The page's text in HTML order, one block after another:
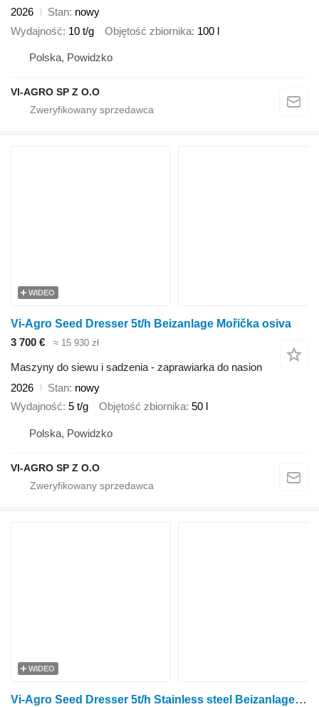
2026 Stan nowy
Wydajność 10 t/g Objętość zbiornika 100 l
Polska, Powidzko
VI-AGRO SP Z O.O
WIDEO
Vi-Agro Seed Dresser 5t/h Beizanlage Mořička osiva
3 700 €
≈ 15 930 zł
Maszyny do siewu i sadzenia - zaprawiarka do nasion
2026
Stan nowy
Wydajność 5 t/g Objętość zbiornika 50 l
Polska, Powidzko
VI-AGRO SP Z O.O
WIDEO
Vi-Agro Seed Dresser 5t/h Stainless steel Beizanlage Mořička osiv